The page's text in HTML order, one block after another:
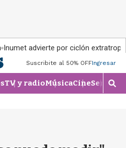
Inumet advierte por ciclón
Suscribite al 50% OFFIngresar
TV y radioMúsicaCineSeries
M
o